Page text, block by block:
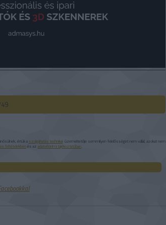
értük a szolgáltatás technikai üzemeltetője semmilyen felelősséget nem vállal, azokat nem
feltételekbenés az adatvédelmi tájékoztatóban